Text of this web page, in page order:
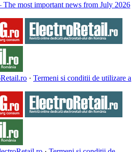
most important news from July 2026
· Termeni si conditii de utilizare a